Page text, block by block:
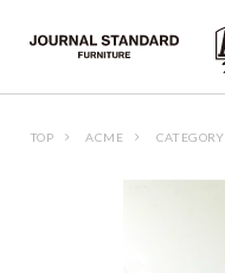
TOP ACME CATEGORY